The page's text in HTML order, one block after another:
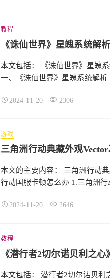
教程
本文包括： 《诛仙世界》星魄
一、《诛仙世界》星魄系统解析
2024-11-20 2306
游戏
本文的主要内容： 三角洲行动
行动国服卡顿怎么办 1.三角洲行
2024-11-20 2646
教程
本文包括： 潜行者2切尔诺贝利